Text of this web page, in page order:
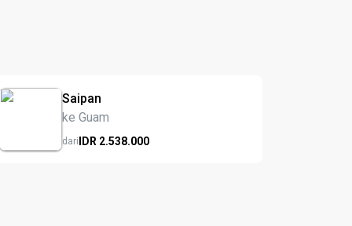
Saipan
ke Guam
dariIDR 2.538.000